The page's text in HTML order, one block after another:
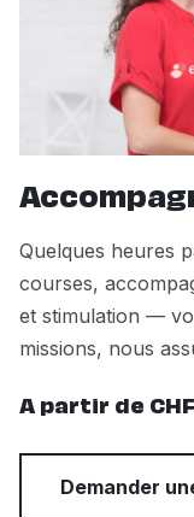
Quelques heures
courses,
et stimulation —
missions, nous
A partir de
Demander